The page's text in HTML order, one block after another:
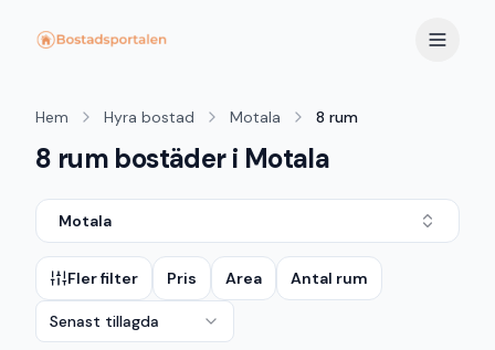
Hem Hyra bostad Motala 8 rum
8 rum bostäder i Motala
Motala
Fler filter Pris Area Antal rum
Senast tillagda